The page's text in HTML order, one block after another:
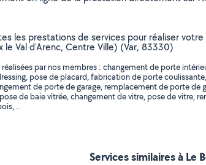
les prestations de services pour réaliser
le Val d'Arenc, Centre Ville) (Var, 83330)
par nos membres : changement de porte
pose de placard, fabrication de porte
de porte de garage, remplacement de porte
de baie vitrée, changement de vitre, pose de vitre,
..
Services similaires à Le